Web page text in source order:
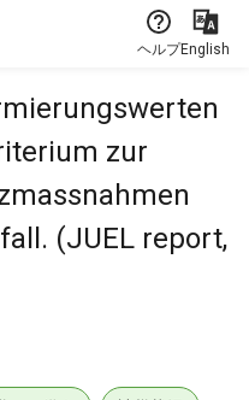
ヘルプEnglish
zur
(JUEL report,